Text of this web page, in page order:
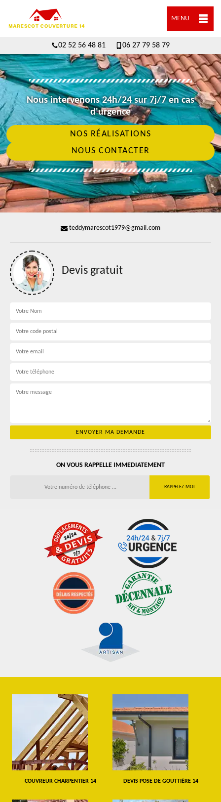
MENU
02 52 56 48 81 06 27 79 58 79
Nous intervenons 24h/24 sur 7j/7 en cas
d'urgence
NOS RÉALISATIONS
NOUS CONTACTER
teddymarescot1979@gmail.com
Devis gratuit
ON VOUS RAPPELLE IMMEDIATEMENT
COUVREUR CHARPENTIER 14 DEVIS POSE DE GOUTTIÈRE 14